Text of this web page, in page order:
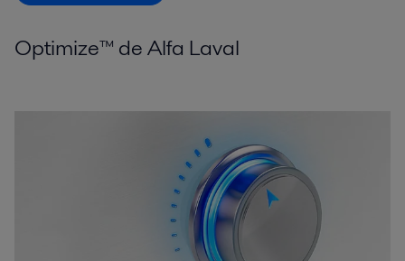
Optimize™ de Alfa Laval